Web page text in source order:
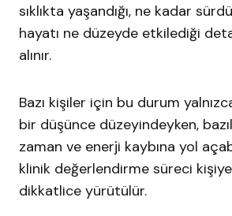
sıklıkta yaşandığı, ne kadar
hayatı ne düzeyde etkilediği
alınır.
Bazı kişiler için bu durum
bir düşünce düzeyindeyken,
zaman ve enerji kaybına yol
klinik değerlendirme süreci
dikkatlice yürütülür.